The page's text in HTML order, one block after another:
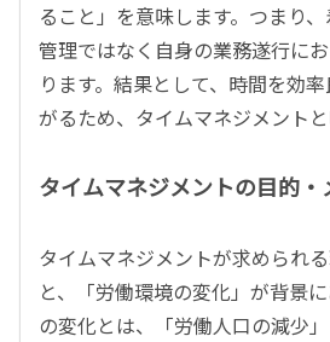
ること」を意味します。つまり
管理ではなく自身の業務遂行に
ります。結果として、時間を効
がるため、タイムマネジメントと
タイムマネジメントの目的・
タイムマネジメントが求められ
と、「労働環境の変化」が背景
の変化とは、「労働人口の減少